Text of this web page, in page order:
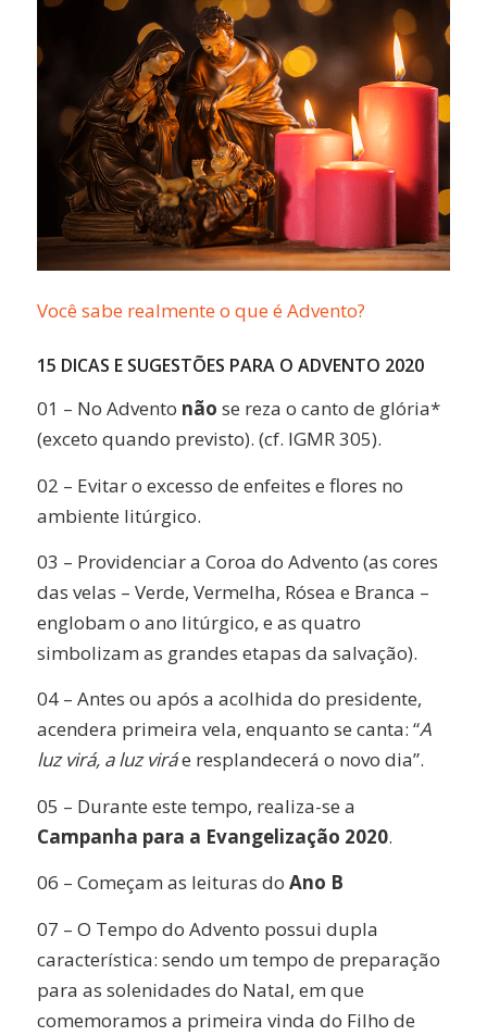
Você sabe realmente o que é Advento?
15 DICAS E SUGESTÕES PARA O ADVENTO 2020
01 – No Advento não se reza o canto de glória*
(exceto quando previsto). (cf. IGMR 305).
02 – Evitar o excesso de enfeites e flores no
ambiente litúrgico.
03 – Providenciar a Coroa do Advento (as cores
das velas – Verde, Vermelha, Rósea e Branca –
englobam o ano litúrgico, e as quatro
simbolizam as grandes etapas da salvação).
04 – Antes ou após a acolhida do presidente,
acendera primeira vela, enquanto se canta: “A
luz virá, a luz viráe resplandecerá o novo dia”.
05 – Durante este tempo, realiza-se a
Campanha para a Evangelização 2020.
06 – Começam as leituras do Ano B
07 – O Tempo do Advento possui dupla
característica: sendo um tempo de preparação
para as solenidades do Natal, em que
comemoramos a primeira vinda do Filho de